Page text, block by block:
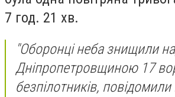
7 год. 21 хв.
"Оборонці неба знищили
Дніпропетровщиною 17
безпілотників,